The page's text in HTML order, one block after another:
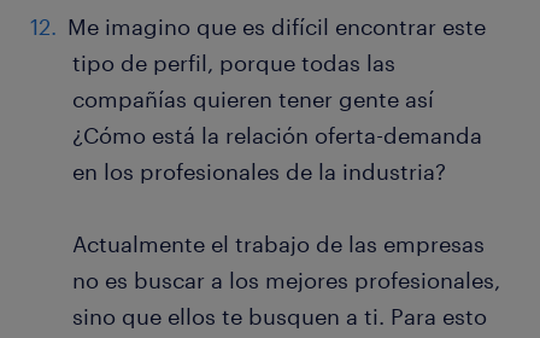
Me imagino que es difícil encontrar este
tipo de perfil, porque todas las
compañías quieren tener gente así
¿Cómo está la relación oferta-demanda
en los profesionales de la industria?
Actualmente el trabajo de las empresas
no es buscar a los mejores profesionales,
sino que ellos te busquen a ti. Para esto